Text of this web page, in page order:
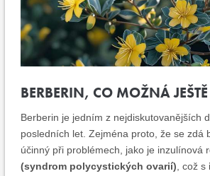
BERBERIN, CO MOŽNÁ
Berberin je jedním z nejdiskutovanějších
posledních let. Zejména proto, že se zdá
účinný při problémech, jako je inzulínová
(syndrom polycystických ovarií) , což s